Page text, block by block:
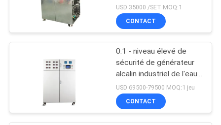
commerciale d'Ionizer de
l'eau 100L/H
USD 35000 /SET MOQ:1
CONTACT
0.1 - niveau élevé de
sécurité de générateur
alcalin industriel de l'eau
0.3Mpa pour la
stérilisation
USD 69500-79500 MOQ:1 jeu
CONTACT